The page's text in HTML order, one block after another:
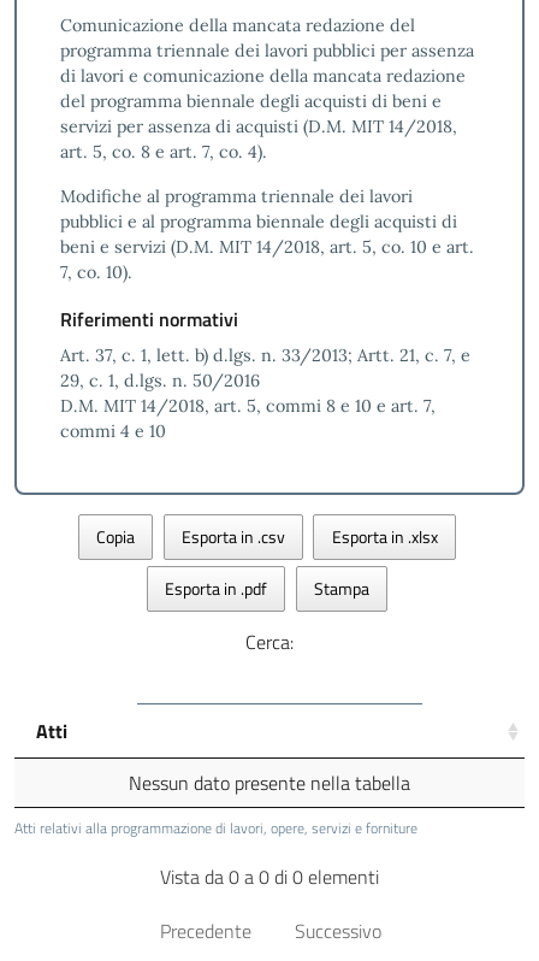
Comunicazione della mancata redazione del
programma triennale dei lavori pubblici per assenza
di lavori e comunicazione della mancata redazione
del programma biennale degli acquisti di beni e
servizi per assenza di acquisti (D.M. MIT 14/2018,
art. 5, co. 8 e art. 7, co. 4).
Modifiche al programma triennale dei lavori
pubblici e al programma biennale degli acquisti di
beni e servizi (D.M. MIT 14/2018, art. 5, co. 10 e art.
7, co. 10).
Riferimenti normativi
Art. 37, c. 1, lett. b) d.lgs. n. 33/2013; Artt. 21, c. 7, e
29, c. 1, d.lgs. n. 50/2016
D.M. MIT 14/2018, art. 5, commi 8 e 10 e art. 7,
commi 4 e 10
Copia Esporta in .csv Esporta in .xlsx
Esporta in .pdf Stampa
Cerca:
Atti relativi alla programmazione di lavori, opere, servizi e forniture
Atti
Nessun dato presente nella tabella
Vista da 0 a 0 di 0 elementi
Precedente
Successivo